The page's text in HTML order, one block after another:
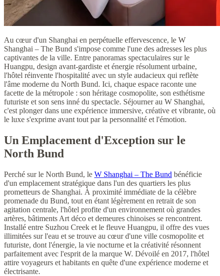
Au cœur d'un Shanghai en perpétuelle effervescence, le W
Shanghai – The Bund s'impose comme l'une des adresses les plus
captivantes de la ville. Entre panoramas spectaculaires sur le
Huangpu, design avant-gardiste et énergie résolument urbaine,
l'hôtel réinvente l'hospitalité avec un style audacieux qui reflète
l'âme moderne du North Bund. Ici, chaque espace raconte une
facette de la métropole : son héritage cosmopolite, son esthétisme
futuriste et son sens inné du spectacle. Séjourner au W Shanghai,
c'est plonger dans une expérience immersive, créative et vibrante, où
le luxe s'exprime avant tout par la personnalité et l'émotion.
Un Emplacement d'Exception sur le
North Bund
Perché sur le North Bund, le W Shanghai – The Bund bénéficie
d'un emplacement stratégique dans l'un des quartiers les plus
prometteurs de Shanghai. À proximité immédiate de la célèbre
promenade du Bund, tout en étant légèrement en retrait de son
agitation centrale, l'hôtel profite d'un environnement où grandes
artères, bâtiments Art déco et demeures chinoises se rencontrent.
Installé entre Suzhou Creek et le fleuve Huangpu, il offre des vues
illimitées sur l'eau et se trouve au cœur d'une ville cosmopolite et
futuriste, dont l'énergie, la vie nocturne et la créativité résonnent
parfaitement avec l'esprit de la marque W. Dévoilé en 2017, l'hôtel
attire voyageurs et habitants en quête d'une expérience moderne et
électrisante.